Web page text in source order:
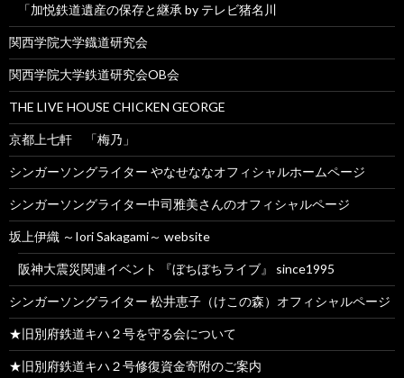
「加悦鉄道遺産の保存と継承 by テレビ猪名川
関西学院大学鐡道研究会
関西学院大学鉄道研究会OB会
THE LIVE HOUSE CHICKEN GEORGE
京都上七軒 「梅乃」
シンガーソングライター やなせななオフィシャルホームページ
シンガーソングライター中司雅美さんのオフィシャルページ
坂上伊織 ～Iori Sakagami～ website
阪神大震災関連イベント 『ぼちぼちライブ』 since1995
シンガーソングライター 松井恵子（けこの森）オフィシャルページ
★旧別府鉄道キハ２号を守る会について
★旧別府鉄道キハ２号修復資金寄附のご案内